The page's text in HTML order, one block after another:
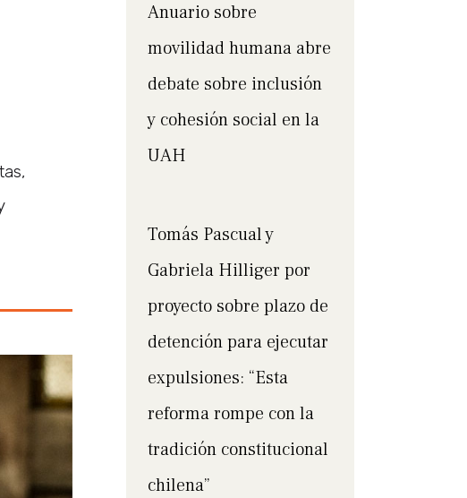
Anuario sobre
movilidad humana abre
debate sobre inclusión
y cohesión social en la
UAH
Tomás Pascual y
Gabriela Hilliger por
proyecto sobre plazo de
detención para ejecutar
expulsiones: “Esta
reforma rompe con la
tradición constitucional
chilena”